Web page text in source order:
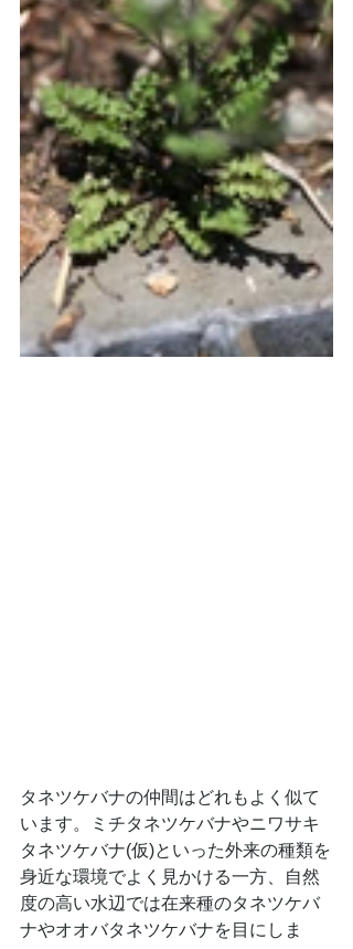
タネツケバナの仲間はどれもよく似て
います。ミチタネツケバナやニワサキ
タネツケバナ(仮)といった外来の種類を
身近な環境でよく見かける一方、自然
度の高い水辺では在来種のタネツケバ
ナやオオバタネツケバナを目にしま